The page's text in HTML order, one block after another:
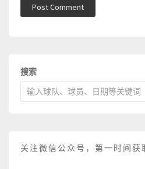
搜索
关注微信公众号，第一时间获